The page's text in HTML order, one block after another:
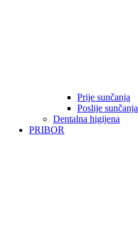
Prije sunčanja
Poslije sunčanja
Dentalna higijena
PRIBOR